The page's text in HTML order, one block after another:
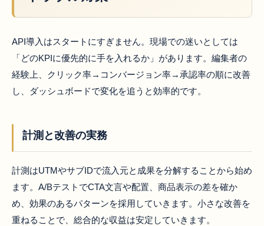
API導入はスタートにすぎません。現場での迷いとしては
「どのKPIに優先的に手を入れるか」があります。編集者の
経験上、クリック率→コンバージョン率→承認率の順に改善
し、ダッシュボードで変化を追うと効率的です。
計測と改善の実務
計測はUTMやサブIDで流入元と成果を分解することから始め
ます。A/BテストでCTA文言や配置、商品表示の差を確か
め、効果のあるパターンを採用していきます。小さな改善を
重ねることで、総合的な収益は安定していきます。